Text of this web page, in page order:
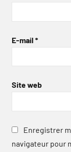
E-mail *
Site web
Enregistrer
navigateur pour